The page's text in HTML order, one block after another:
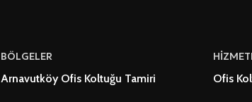
BÖLGELER
Arnavutköy Ofis Koltuğu Tamiri Ofis